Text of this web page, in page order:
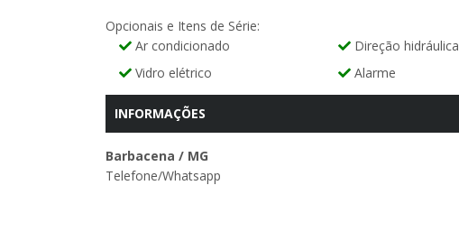
Opcionais e Itens de Série:
Ar condicionado
Direção hidráulica
Vidro elétrico
Alarme
INFORMAÇÕES
Barbacena / MG
Telefone/Whatsapp